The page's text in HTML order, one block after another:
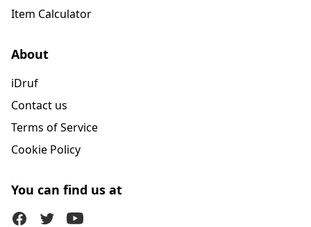
Item Calculator
About
iDruf
Contact us
Terms of Service
Cookie Policy
You can find us at
FacebookTwitter (X)Youtube